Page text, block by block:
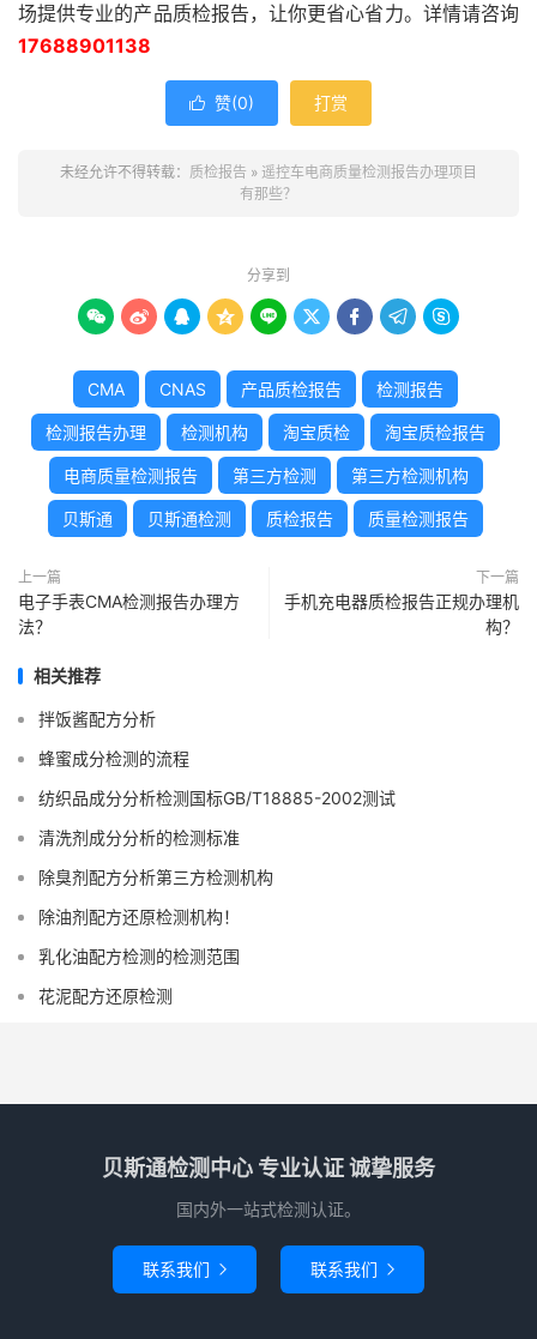
场提供专业的产品质检报告，让你更省心省力。详情请咨询
17688901138
 赞(0) 打赏
未经允许不得转载： 质检报告 » 遥控车电商质量检测报告办理项目
有那些？
分享到
        
CMA CNAS 产品质检报告 检测报告
检测报告办理 检测机构 淘宝质检 淘宝质检报告
电商质量检测报告 第三方检测 第三方检测机构
贝斯通 贝斯通检测 质检报告 质量检测报告
上一篇
电子手表CMA检测报告办理方
法？
下一篇
手机充电器质检报告正规办理机
构？
相关推荐
拌饭酱配方分析
蜂蜜成分检测的流程
纺织品成分分析检测国标GB/T18885-2002测试
清洗剂成分分析的检测标准
除臭剂配方分析第三方检测机构
除油剂配方还原检测机构！
乳化油配方检测的检测范围
花泥配方还原检测
贝斯通检测中心 专业认证 诚挚服务
国内外一站式检测认证。
联系我们  联系我们 